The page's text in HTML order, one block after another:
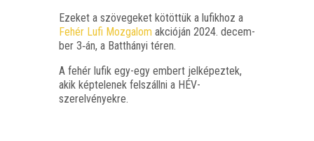
Eze­ket a szö­ve­ge­ket kötöt­tük a lufik­hoz a
Fehér Lufi Moz­ga­lom akci­ó­ján 2024. decem­
ber 3‑án, a Batt­há­nyi téren.
A fehér lufik egy-egy embert jel­ké­pez­tek,
akik kép­te­le­nek fel­száll­ni a HÉV-
szerelvényekre.